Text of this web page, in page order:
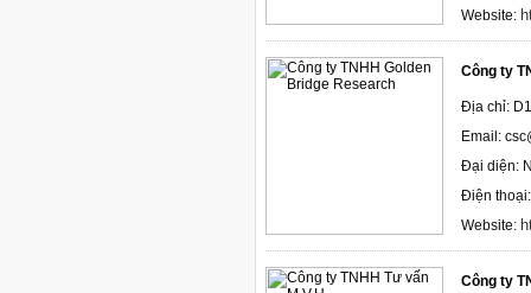
Website:
Công ty
Địa chỉ:
Email:
Đại diện:
Điện
Website:
Công ty